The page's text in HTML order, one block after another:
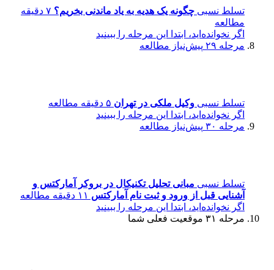
تسلط نسبی چگونه یک هدیه به یاد ماندنی بخریم؟
۷ دقیقه
مطالعه
اگر نخوانده‌اید، ابتدا این مرحله را ببینید
مرحله ۲۹
پیش‌نیاز مطالعه
تسلط نسبی وکیل ملکی در تهران ۵ دقیقه مطالعه
اگر نخوانده‌اید، ابتدا این مرحله را ببینید
مرحله ۳۰
پیش‌نیاز مطالعه
تسلط نسبی مبانی تحلیل تکنیکال در بروکر آمارکتس و
آشنایی قبل از ورود و ثبت نام آمارکتس ۱۱ دقیقه مطالعه
اگر نخوانده‌اید، ابتدا این مرحله را ببینید
مرحله ۳۱
موقعیت فعلی شما